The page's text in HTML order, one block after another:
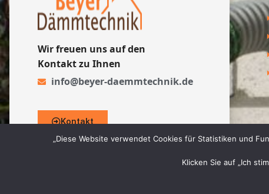
Wir freuen uns auf den
Kontakt zu Ihnen
info@beyer-daemmtechnik.de
Kontakt
„Diese Website verwendet Cookies für Statistiken und
Klicken Sie auf „Ich